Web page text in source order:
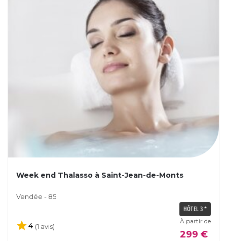
Week end Thalasso à Saint-Jean-de-Monts
Vendée - 85
HÔTEL 3 *
4 (1 avis)
À partir de
299 €